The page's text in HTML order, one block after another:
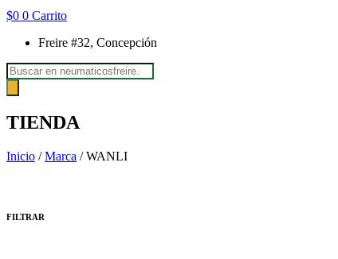
$0 0 Carrito
Freire #32, Concepción
Búsqueda
de
productos
TIENDA
Inicio /Marca / WANLI
FILTRAR